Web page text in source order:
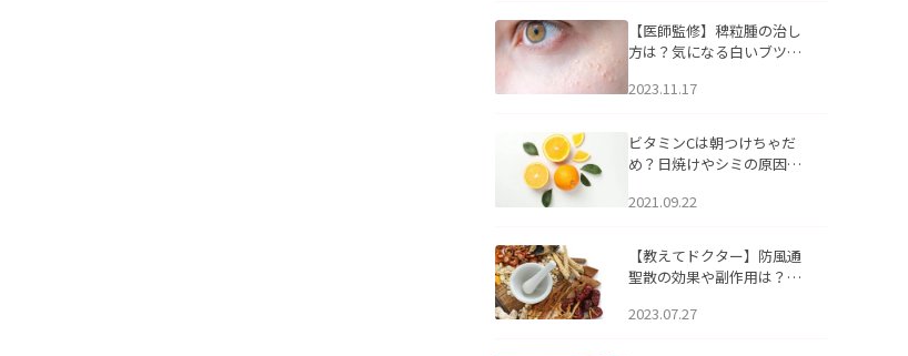
【医師監修】稗粒腫の治し
方は？気になる白いブツブ
アについて
2023.11.17
ビタミンCは朝つけちゃだ
め？日焼けやシミの原因に
2021.09.22
【教えてドクター】防風通
聖散の効果や副作用は？長
2023.07.27